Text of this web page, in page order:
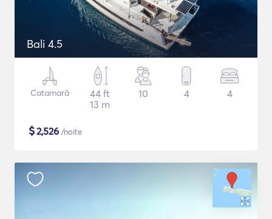
Bali 4.5
Catamarã
44 ft
13 m
10 4 4
$2,526 /noite